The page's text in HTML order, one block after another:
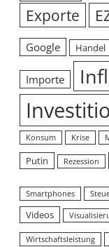
Exporte
Google Handel
Importe
Konsum Krise
Putin Rezession
Smartphones
Videos
Wirtschaftsleistung